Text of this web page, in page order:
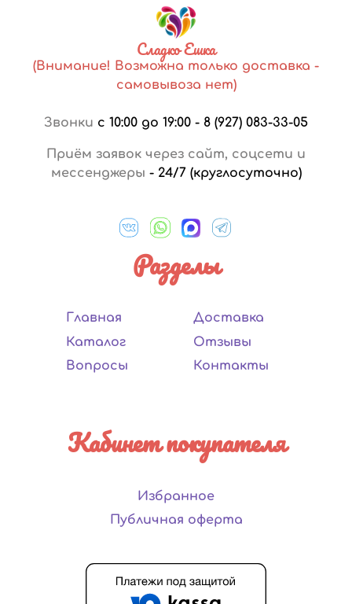
Сладко Ешка
(Внимание! Возможна только доставка -
самовывоза нет)
Звонки с 10:00 до 19:00 - 8 (927) 083-33-05
Приём заявок через сайт, соцсети и
мессенджеры - 24/7 (круглосуточно)
Разделы
Главная
Каталог
Вопросы
Доставка
Отзывы
Контакты
Кабинет покупателя
Избранное
Публичная оферта